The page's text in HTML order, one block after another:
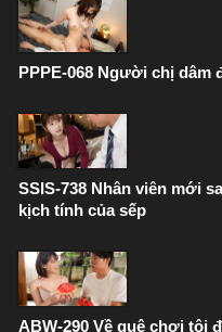
PPPE-068 Người chị dâm
SSIS-738 Nhân viên mới
kịch tính của sếp
ABW-290 Về quê chơi tôi